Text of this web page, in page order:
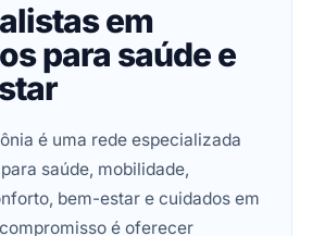
em
para saúde e
é uma rede especializada
saúde, mobilidade,
bem-estar e cuidados em
é oferecer